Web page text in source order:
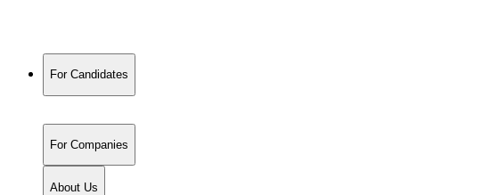
For Candidates
For Companies
About Us